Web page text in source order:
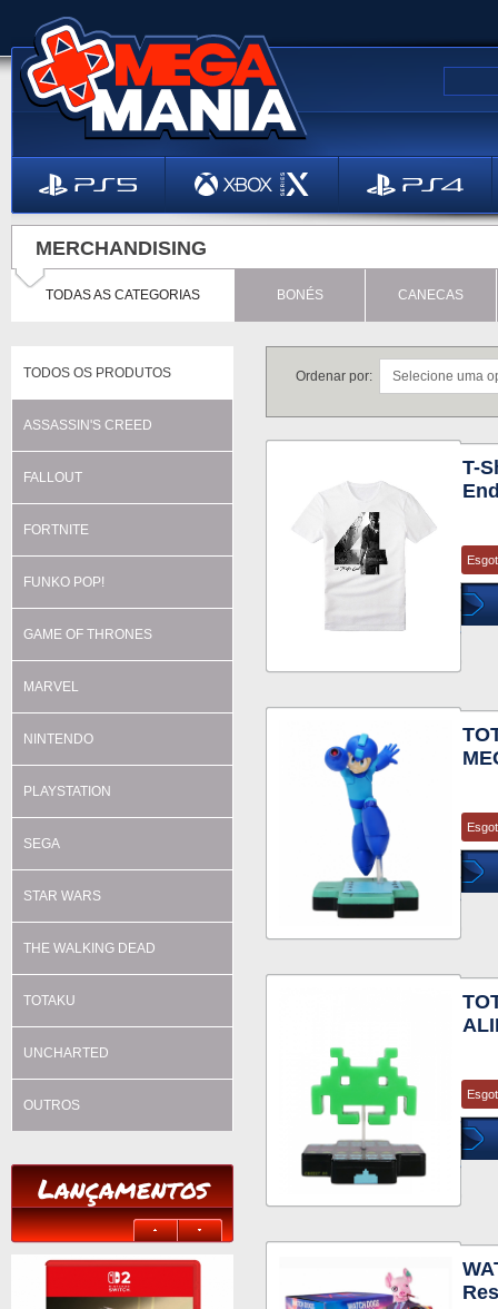
MERCHANDISING
TODAS AS CATEGORIAS BONÉS CANECAS
TODOS OS PRODUTOS
ASSASSIN'S CREED
FALLOUT
FORTNITE
FUNKO POP!
GAME OF THRONES
MARVEL
NINTENDO
PLAYSTATION
SEGA
STAR WARS
THE WALKING DEAD
TOTAKU
UNCHARTED
OUTROS
Lançamentos
Ordenar por:
T-